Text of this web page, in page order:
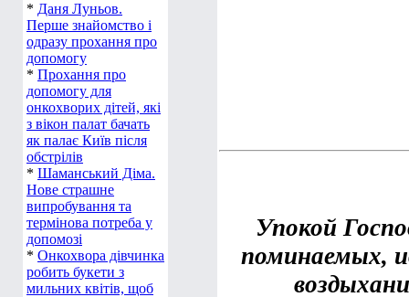
* Даня Луньов.
Перше знайомство і
одразу прохання про
допомогу
* Прохання про
допомогу для
онкохворих дітей, які
з вікон палат бачать
як палає Київ після
обстрілів
* Шаманський Діма.
Нове страшне
випробування та
термінова потреба у
допомозі
* Онкохвора дівчинка
робить букети з
мильних квітів, щоб
Упокой
поминаемых,